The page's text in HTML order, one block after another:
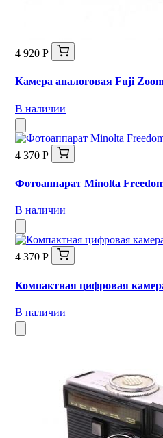
4 920 Р
Камера аналоговая Fuji
В наличии
4 370 Р
Фотоаппарат Minolta
В наличии
4 370 Р
Компактная цифровая
В наличии